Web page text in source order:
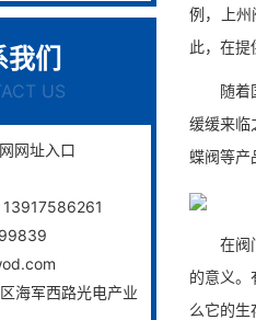
我们
US
网址入口
13917586261
海军西路光电产业
例，上州
此，在提
随着国
缓缓来临
蝶阀等产
在阀门
的意义。
么它的生